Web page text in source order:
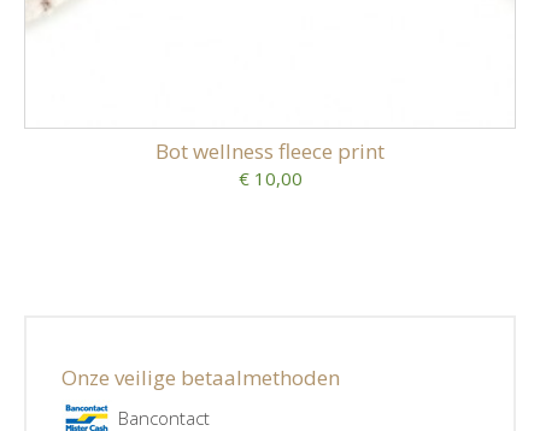
Bot wellness fleece print
€ 10,00
Onze veilige betaalmethoden
Bancontact